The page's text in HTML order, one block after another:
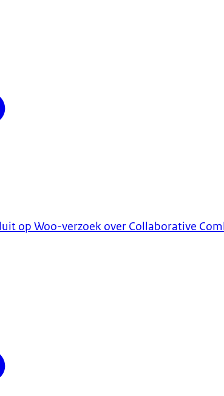
op Woo-verzoek over Collaborative